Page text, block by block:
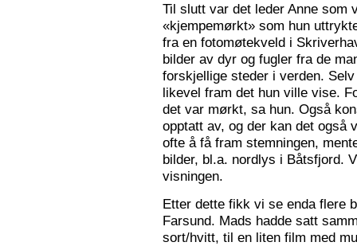
Til slutt var det leder Anne som
«kjempemørkt» som hun
fra en fotomøtekveld i
bilder av dyr og fugler fra de
forskjellige steder i verden.
likevel fram det hun ville vise.
det var mørkt, sa hun. Også
opptatt av, og der kan det
ofte å få fram stemningen,
bilder, bl.a. nordlys i Båtsfjord.
visningen.
Etter dette fikk vi se enda flere
Farsund. Mads hadde satt
sort/hvitt, til en liten film med